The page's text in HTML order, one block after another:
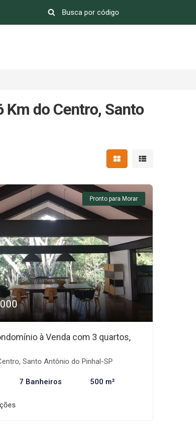
Km do Centro, Santo
Mostrar resultados em
Mostrar
Pronto para Morar
à Venda com 3 quartos,
Santo Antônio do Pinhal-SP
7 Banheiros 500 m²